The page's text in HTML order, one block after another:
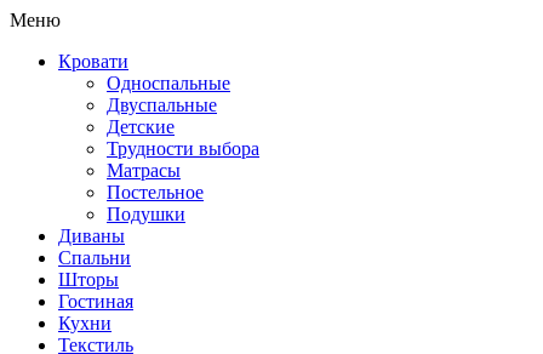
Меню
Кровати
Односпальные
Двуспальные
Детские
Трудности выбора
Матрасы
Постельное
Подушки
Диваны
Спальни
Шторы
Гостиная
Кухни
Текстиль